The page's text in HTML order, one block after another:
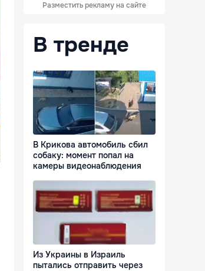
Разместить рекламу на сайте
В тренде
В Крикова автомобиль сбил
собаку: момент попал на
камеры видеонаблюдения
Из Украины в Израиль
пытались отправить через